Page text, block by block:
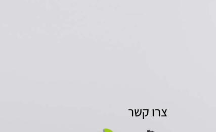
צרו קשר